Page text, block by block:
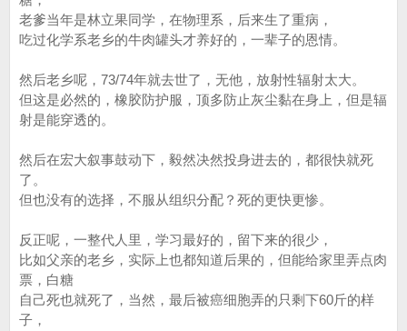
老爹当年是林立果同学，在物理系，后来生了重病，
吃过化学系老乡的牛肉罐头才养好的，一辈子的恩情。
然后老乡呢，73/74年就去世了，无他，放射性辐射太大。
但这是必然的，橡胶防护服，顶多防止灰尘黏在身上，但是辐
射是能穿透的。
然后在宏大叙事鼓动下，毅然决然投身进去的，都很快就死
了。
但也没有的选择，不服从组织分配？死的更快更惨。
反正呢，一整代人里，学习最好的，留下来的很少，
比如父亲的老乡，实际上也都知道后果的，但能给家里弄点肉
票，白糖
自己死也就死了，当然，最后被癌细胞弄的只剩下60斤的样
子，